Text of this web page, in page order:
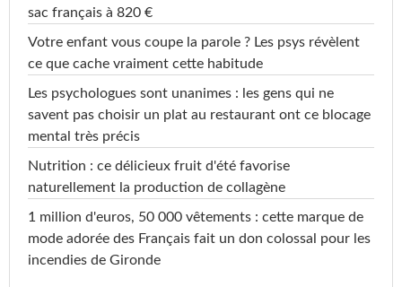
sac français à 820 €
Votre enfant vous coupe la parole ? Les psys révèlent
ce que cache vraiment cette habitude
Les psychologues sont unanimes : les gens qui ne
savent pas choisir un plat au restaurant ont ce blocage
mental très précis
Nutrition : ce délicieux fruit d'été favorise
naturellement la production de collagène
1 million d'euros, 50 000 vêtements : cette marque de
mode adorée des Français fait un don colossal pour les
incendies de Gironde